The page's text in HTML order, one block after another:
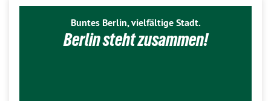
Buntes Berlin, vielfältige Stadt.
Berlin steht zusammen!